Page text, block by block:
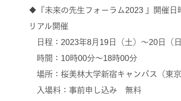
◆『未来の先生フォーラム2023 』開催日
リアル開催
日程：2023年8月19日（土）～20日（日
時間：10時00分～18時00分
場所：桜美林大学新宿キャンパス（東京
入場料：事前申し込み 無料